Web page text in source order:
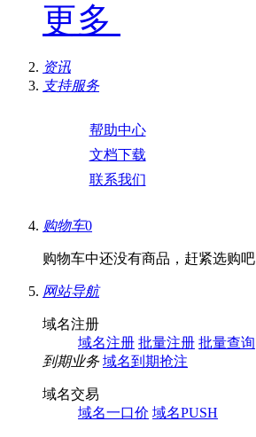
更多
资讯
支持服务
帮助中心
文档下载
联系我们
购物车0
购物车中还没有商品，赶紧选购吧
网站导航
域名注册
域名注册 批量注册 批量查询
到期业务 域名到期抢注
域名交易
域名一口价 域名PUSH